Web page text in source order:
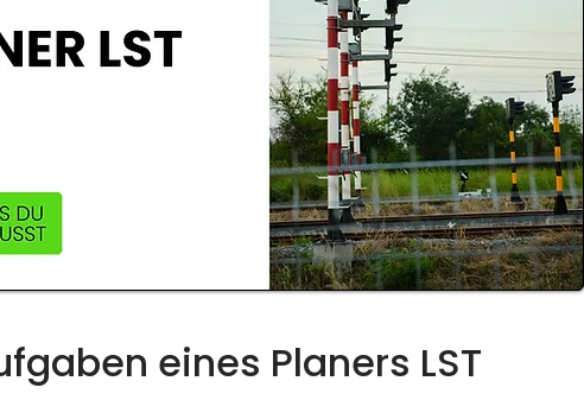
eines Planers LST